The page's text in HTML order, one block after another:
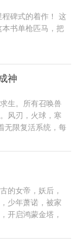
碑式的着作！ 这
书单枪匹马，把
神
生。所有召唤兽
风刃，火球，寒
无限复活系统，每
最莽的召唤兽出
种能力。等到他
平等契约。那一
同蝗虫般的兽
空突然昏暗。一
如同神抵般俯视
百万兽潮吓瘫在
的女帝，妖后，
少年萧诺，被家
开启鸿蒙金塔，
诸天仙魔，皆将